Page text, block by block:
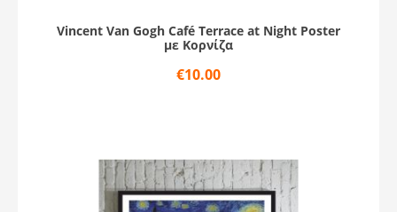
Vincent Van Gogh Café Terrace at Night Poster
με Κορνίζα
€10.00